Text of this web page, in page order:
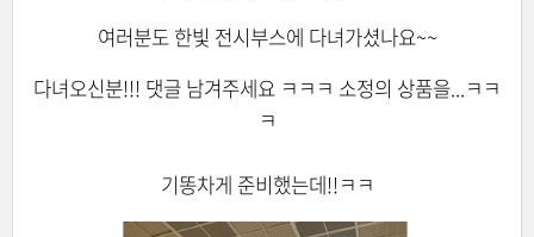
여러분도 한빛 전시부스에 다녀가셨나요~~
다녀오신분!!! 댓글 남겨주세요 ㅋㅋㅋ 소정의 상품을...ㅋㅋ
ㅋ
기똥차게 준비했는데!!ㅋㅋ